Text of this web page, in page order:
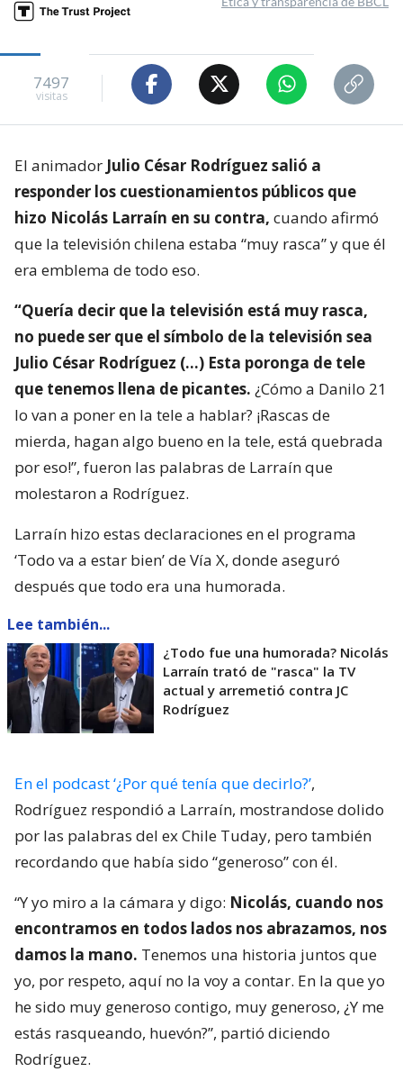
7497
visitas
El animador Julio César Rodríguez salió a
responder los cuestionamientos públicos que
hizo Nicolás Larraín en su contra, cuando afirmó
que la televisión chilena estaba “muy rasca” y que él
era emblema de todo eso.
“Quería decir que la televisión está muy rasca,
no puede ser que el símbolo de la televisión sea
Julio César Rodríguez (…) Esta poronga de tele
que tenemos llena de picantes. ¿Cómo a Danilo 21
lo van a poner en la tele a hablar? ¡Rascas de
mierda, hagan algo bueno en la tele, está quebrada
por eso!”, fueron las palabras de Larraín que
molestaron a Rodríguez.
Larraín hizo estas declaraciones en el programa
‘Todo va a estar bien’ de Vía X, donde aseguró
después que todo era una humorada.
Lee también...
¿Todo fue una humorada? Nicolás
Larraín trató de "rasca" la TV
actual y arremetió contra JC
Rodríguez
En el podcast ‘¿Por qué tenía que decirlo?’,
Rodríguez respondió a Larraín, mostrandose dolido
por las palabras del ex Chile Tuday, pero también
recordando que había sido “generoso” con él.
“Y yo miro a la cámara y digo: Nicolás, cuando nos
encontramos en todos lados nos abrazamos, nos
damos la mano. Tenemos una historia juntos que
yo, por respeto, aquí no la voy a contar. En la que yo
he sido muy generoso contigo, muy generoso, ¿Y me
estás rasqueando, huevón?”, partió diciendo
Rodríguez.